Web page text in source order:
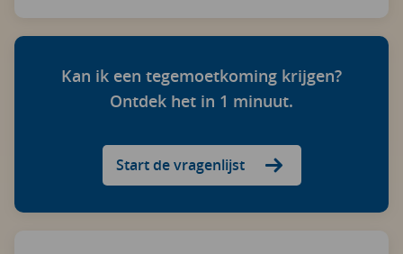
Kan ik een tegemoetkoming krijgen?
Ontdek het in 1 minuut.
Start de vragenlijst